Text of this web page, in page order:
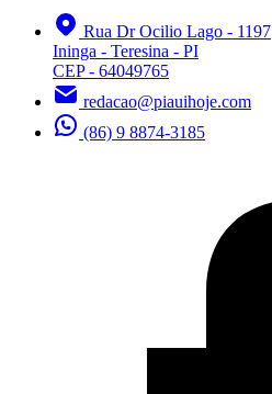
Rua Dr Ocilio Lago - 1197
Ininga - Teresina - PI
CEP - 64049765
redacao@piauihoje.com
(86) 9 8874-3185